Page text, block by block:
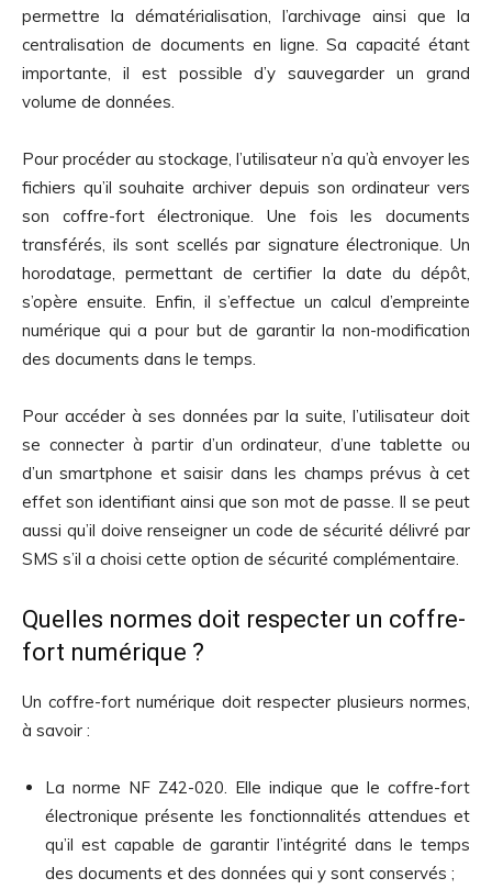
permettre la dématérialisation, l’archivage ainsi que la
centralisation de documents en ligne. Sa capacité étant
importante, il est possible d’y sauvegarder un grand
volume de données.
Pour procéder au stockage, l’utilisateur n’a qu’à envoyer les
fichiers qu’il souhaite archiver depuis son ordinateur vers
son coffre-fort électronique. Une fois les documents
transférés, ils sont scellés par signature électronique. Un
horodatage, permettant de certifier la date du dépôt,
s’opère ensuite. Enfin, il s’effectue un calcul d’empreinte
numérique qui a pour but de garantir la non-modification
des documents dans le temps.
Pour accéder à ses données par la suite, l’utilisateur doit
se connecter à partir d’un ordinateur, d’une tablette ou
d’un smartphone et saisir dans les champs prévus à cet
effet son identifiant ainsi que son mot de passe. Il se peut
aussi qu’il doive renseigner un code de sécurité délivré par
SMS s’il a choisi cette option de sécurité complémentaire.
Quelles normes doit respecter un coffre-
fort numérique ?
Un coffre-fort numérique doit respecter plusieurs normes,
à savoir :
La norme NF Z42-020. Elle indique que le coffre-fort
électronique présente les fonctionnalités attendues et
qu’il est capable de garantir l’intégrité dans le temps
des documents et des données qui y sont conservés ;